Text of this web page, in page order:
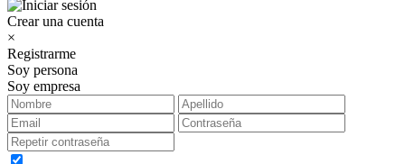
Crear una cuenta
×
Registrarme
Soy persona
Soy empresa